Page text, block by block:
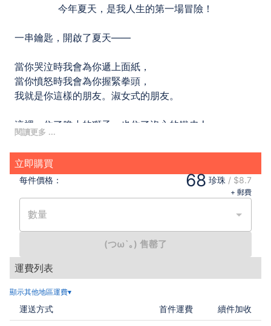
今年夏天，是我人生的第一場冒險！
一串鑰匙，開啟了夏天——
當你哭泣時我會為你遞上面紙，
當你憤怒時我會為你握緊拳頭，
我就是你這樣的朋友。淑女式的朋友。
這裡，住了膽小的獅子，也住了沒心的鐵皮人，
和沒頭腦的傻少女。
他們的故事，會令你想笑，會令你想哭，
會令你想起那段一去不返的歲月
神祕男子的神祕鑰匙，打開一條懸疑、甜蜜又苦澀的夢之
道。
從君子街上那間「詭異的房子」中緩緩流洩而出。
四個不請自來的房客，各自身懷不為人知的祕密，
當所有謎底逐漸揭曉，夏天，也即將進入尾聲
誰說年少輕狂不知愛，在友情與愛情渾沌的季節，
我們編織著白日夢，當老了的時候，還會記得這一個夏
立即購買
每件價格： 68 珍珠 / $8.7
+ 郵費
數量
(つω`｡) 售罄了
運費列表
顯示其他地區運費▾
運送方式 首件運費 續件加收